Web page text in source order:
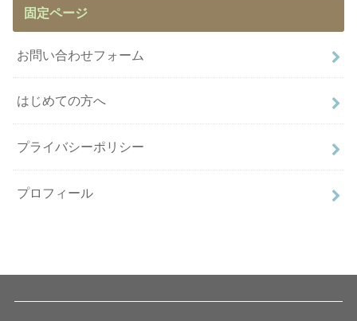
固定ページ
お問い合わせフォーム
はじめての方へ
プライバシーポリシー
プロフィール